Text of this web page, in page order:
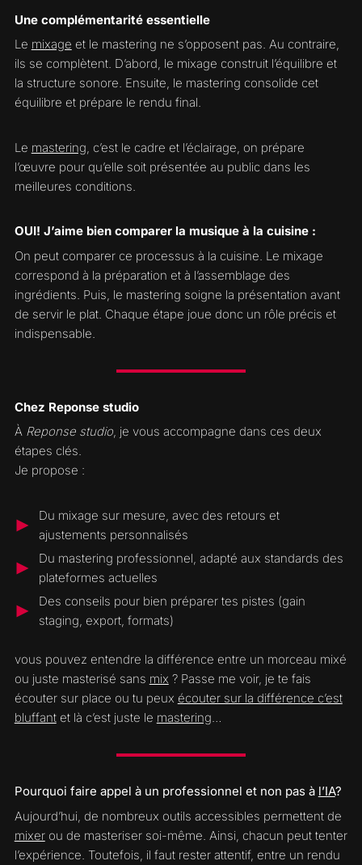
Une complémentarité essentielle
Le mixage et le mastering ne s’opposent pas. Au contraire,
ils se complètent. D’abord, le mixage construit l’équilibre et
la structure sonore. Ensuite, le mastering consolide cet
équilibre et prépare le rendu final.
Le mastering, c’est le cadre et l’éclairage, on prépare
l’œuvre pour qu’elle soit présentée au public dans les
meilleures conditions.
OUI! J’aime bien comparer la musique à la cuisine :
On peut comparer ce processus à la cuisine. Le mixage
correspond à la préparation et à l’assemblage des
ingrédients. Puis, le mastering soigne la présentation avant
de servir le plat. Chaque étape joue donc un rôle précis et
indispensable.
Chez Reponse studio
À Reponse studio, je vous accompagne dans ces deux
étapes clés.
Je propose :
Du mixage sur mesure, avec des retours et
ajustements personnalisés
Du mastering professionnel, adapté aux standards des
plateformes actuelles
Des conseils pour bien préparer tes pistes (gain
staging, export, formats)
vous pouvez entendre la différence entre un morceau mixé
ou juste masterisé sans mix ? Passe me voir, je te fais
écouter sur place ou tu peux écouter sur la différence c’est
bluffantet là c’est juste le mastering…
Pourquoi faire appel à un professionnel et non pas à l’IA?
Aujourd’hui, de nombreux outils accessibles permettent de
mixerou de masteriser soi-même. Ainsi, chacun peut tenter
l’expérience. Toutefois, il faut rester attentif, entre un rendu